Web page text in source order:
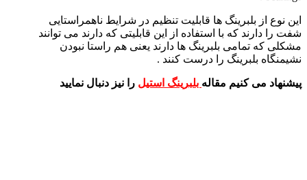
این نوع از بلبرینگ ها قابلیت تنظیم در شرایط ناهمراستایی
شفت را دارند که با استفاده از این قابلیتی که دارند می توانند
مشکلی که تمامی بلبرینگ ها دارند یعنی هم راستا نبودن
نشیمنگاه بلبرینگ را درست کنند .
پیشنهاد می کنیم مقاله بلبرینگ استیل را نیز دنبال نمایید